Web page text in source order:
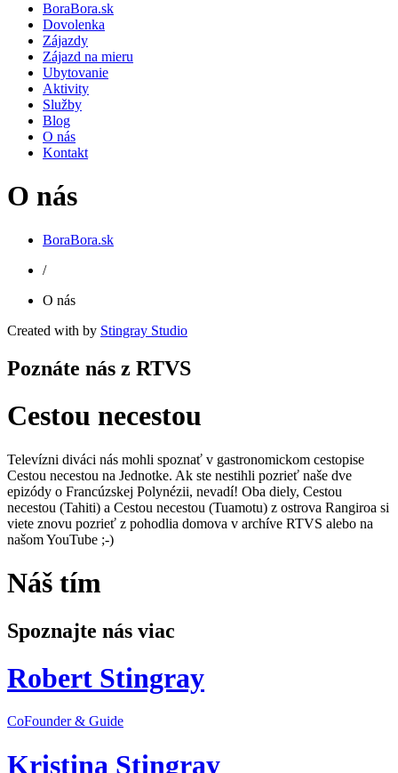
BoraBora.sk
Dovolenka
Zájazdy
Zájazd na mieru
Ubytovanie
Aktivity
Služby
Blog
O nás
Kontakt
O nás
BoraBora.sk
/
O nás
Created with by Stingray Studio
Poznáte nás z RTVS
Cestou necestou
Televízni diváci nás mohli spoznať v gastronomickom cestopise
Cestou necestou na Jednotke. Ak ste nestihli pozrieť naše dve
epizódy o Francúzskej Polynézii, nevadí! Oba diely, Cestou
necestou (Tahiti) a Cestou necestou (Tuamotu) z ostrova Rangiroa si
viete znovu pozrieť z pohodlia domova v archíve RTVS alebo na
našom YouTube ;-)
Náš tím
Spoznajte nás viac
Robert Stingray
CoFounder & Guide
Kristina Stingray